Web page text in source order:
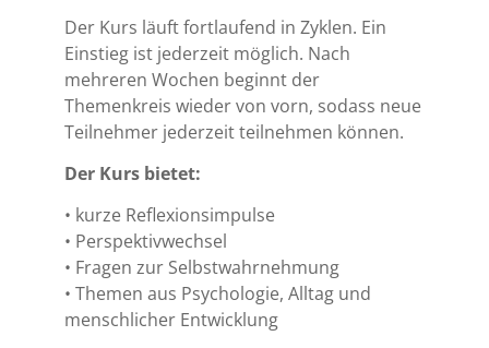
Der Kurs läuft fortlaufend in Zyklen. Ein
Einstieg ist jederzeit möglich. Nach
mehreren Wochen beginnt der
Themenkreis wieder von vorn, sodass neue
Teilnehmer jederzeit teilnehmen können.
Der Kurs bietet:
• kurze Reflexionsimpulse
• Perspektivwechsel
• Fragen zur Selbstwahrnehmung
• Themen aus Psychologie, Alltag und
menschlicher Entwicklung